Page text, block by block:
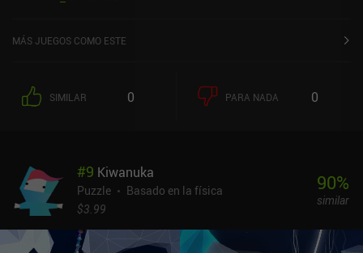
MÁS JUEGOS COMO ESTE
SIMILAR 0 PARA NADA 0
#9 Kiwanuka
Puzzle
Basado en la física
$3.99
90%
similar